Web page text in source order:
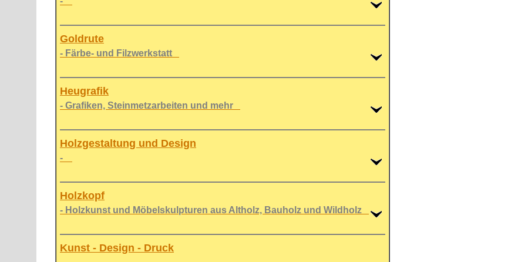
Goldrute
- Färbe- und Filzwerkstatt
Heugrafik
- Grafiken, Steinmetzarbeiten und mehr
Holzgestaltung und Design
-
Holzkopf
- Holzkunst und Möbelskulpturen aus Altholz, Bauholz und Wildholz
Kunst - Design - Druck